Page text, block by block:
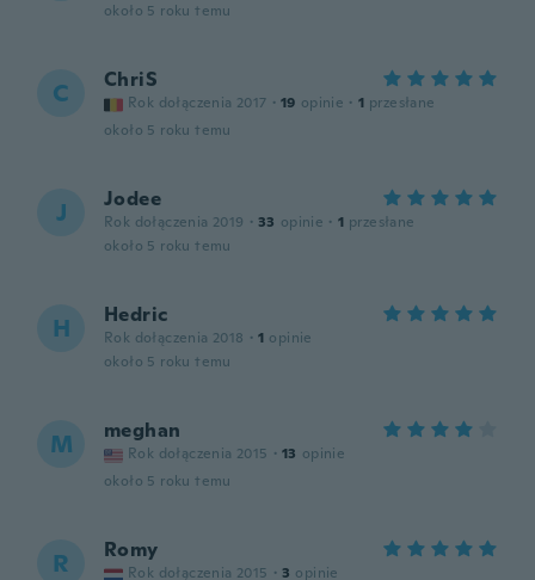
około 5 roku temu
C ChriS
Rok dołączenia 2017 · 19 opinie · 1 przesłane
około 5 roku temu
J Jodee
Rok dołączenia 2019 · 33 opinie · 1 przesłane
około 5 roku temu
H Hedric
Rok dołączenia 2018 · 1 opinie
około 5 roku temu
M meghan
Rok dołączenia 2015 · 13 opinie
około 5 roku temu
R Romy
Rok dołączenia 2015 · 3 opinie